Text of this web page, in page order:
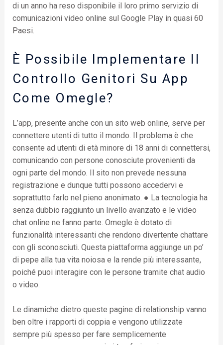
di un anno ha reso disponibile il loro primo servizio di
comunicazioni video online sul Google Play in quasi 60
Paesi.
È Possibile Implementare Il
Controllo Genitori Su App
Come Omegle?
L’app, presente anche con un sito web online, serve per
connettere utenti di tutto il mondo. Il problema è che
consente ad utenti di età minore di 18 anni di connettersi,
comunicando con persone conosciute provenienti da
ogni parte del mondo. Il sito non prevede nessuna
registrazione e dunque tutti possono accedervi e
soprattutto farlo nel pieno anonimato. ● La tecnologia ha
senza dubbio raggiunto un livello avanzato e le video
chat online ne fanno parte. Omegle è dotato di
funzionalità interessanti che rendono divertente chattare
con gli sconosciuti. Questa piattaforma aggiunge un po’
di pepe alla tua vita noiosa e la rende più interessante,
poiché puoi interagire con le persone tramite chat audio
o video.
Le dinamiche dietro queste pagine di relationship vanno
ben oltre i rapporti di coppia e vengono utilizzate
sempre più spesso per fare semplicemente